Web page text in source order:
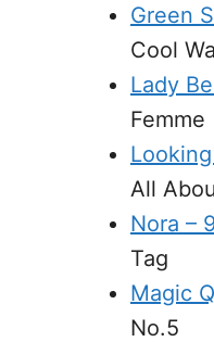
Green
Cool
Lady B
Femme
All
Nora –
Tag
Magic
No.5